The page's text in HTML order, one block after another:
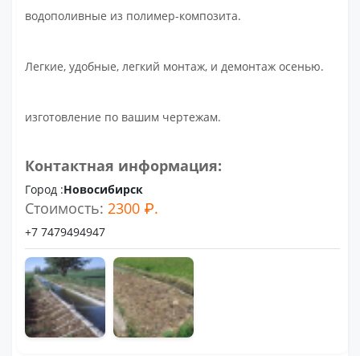
водополивные из полимер-композита.
Легкие, удобные, легкий монтаж, и демонтаж осенью.
изготовление по вашим чертежам.
Контактная информация:
Город :Новосибирск
Стоимость:2300 ₽.
+7 7479494947